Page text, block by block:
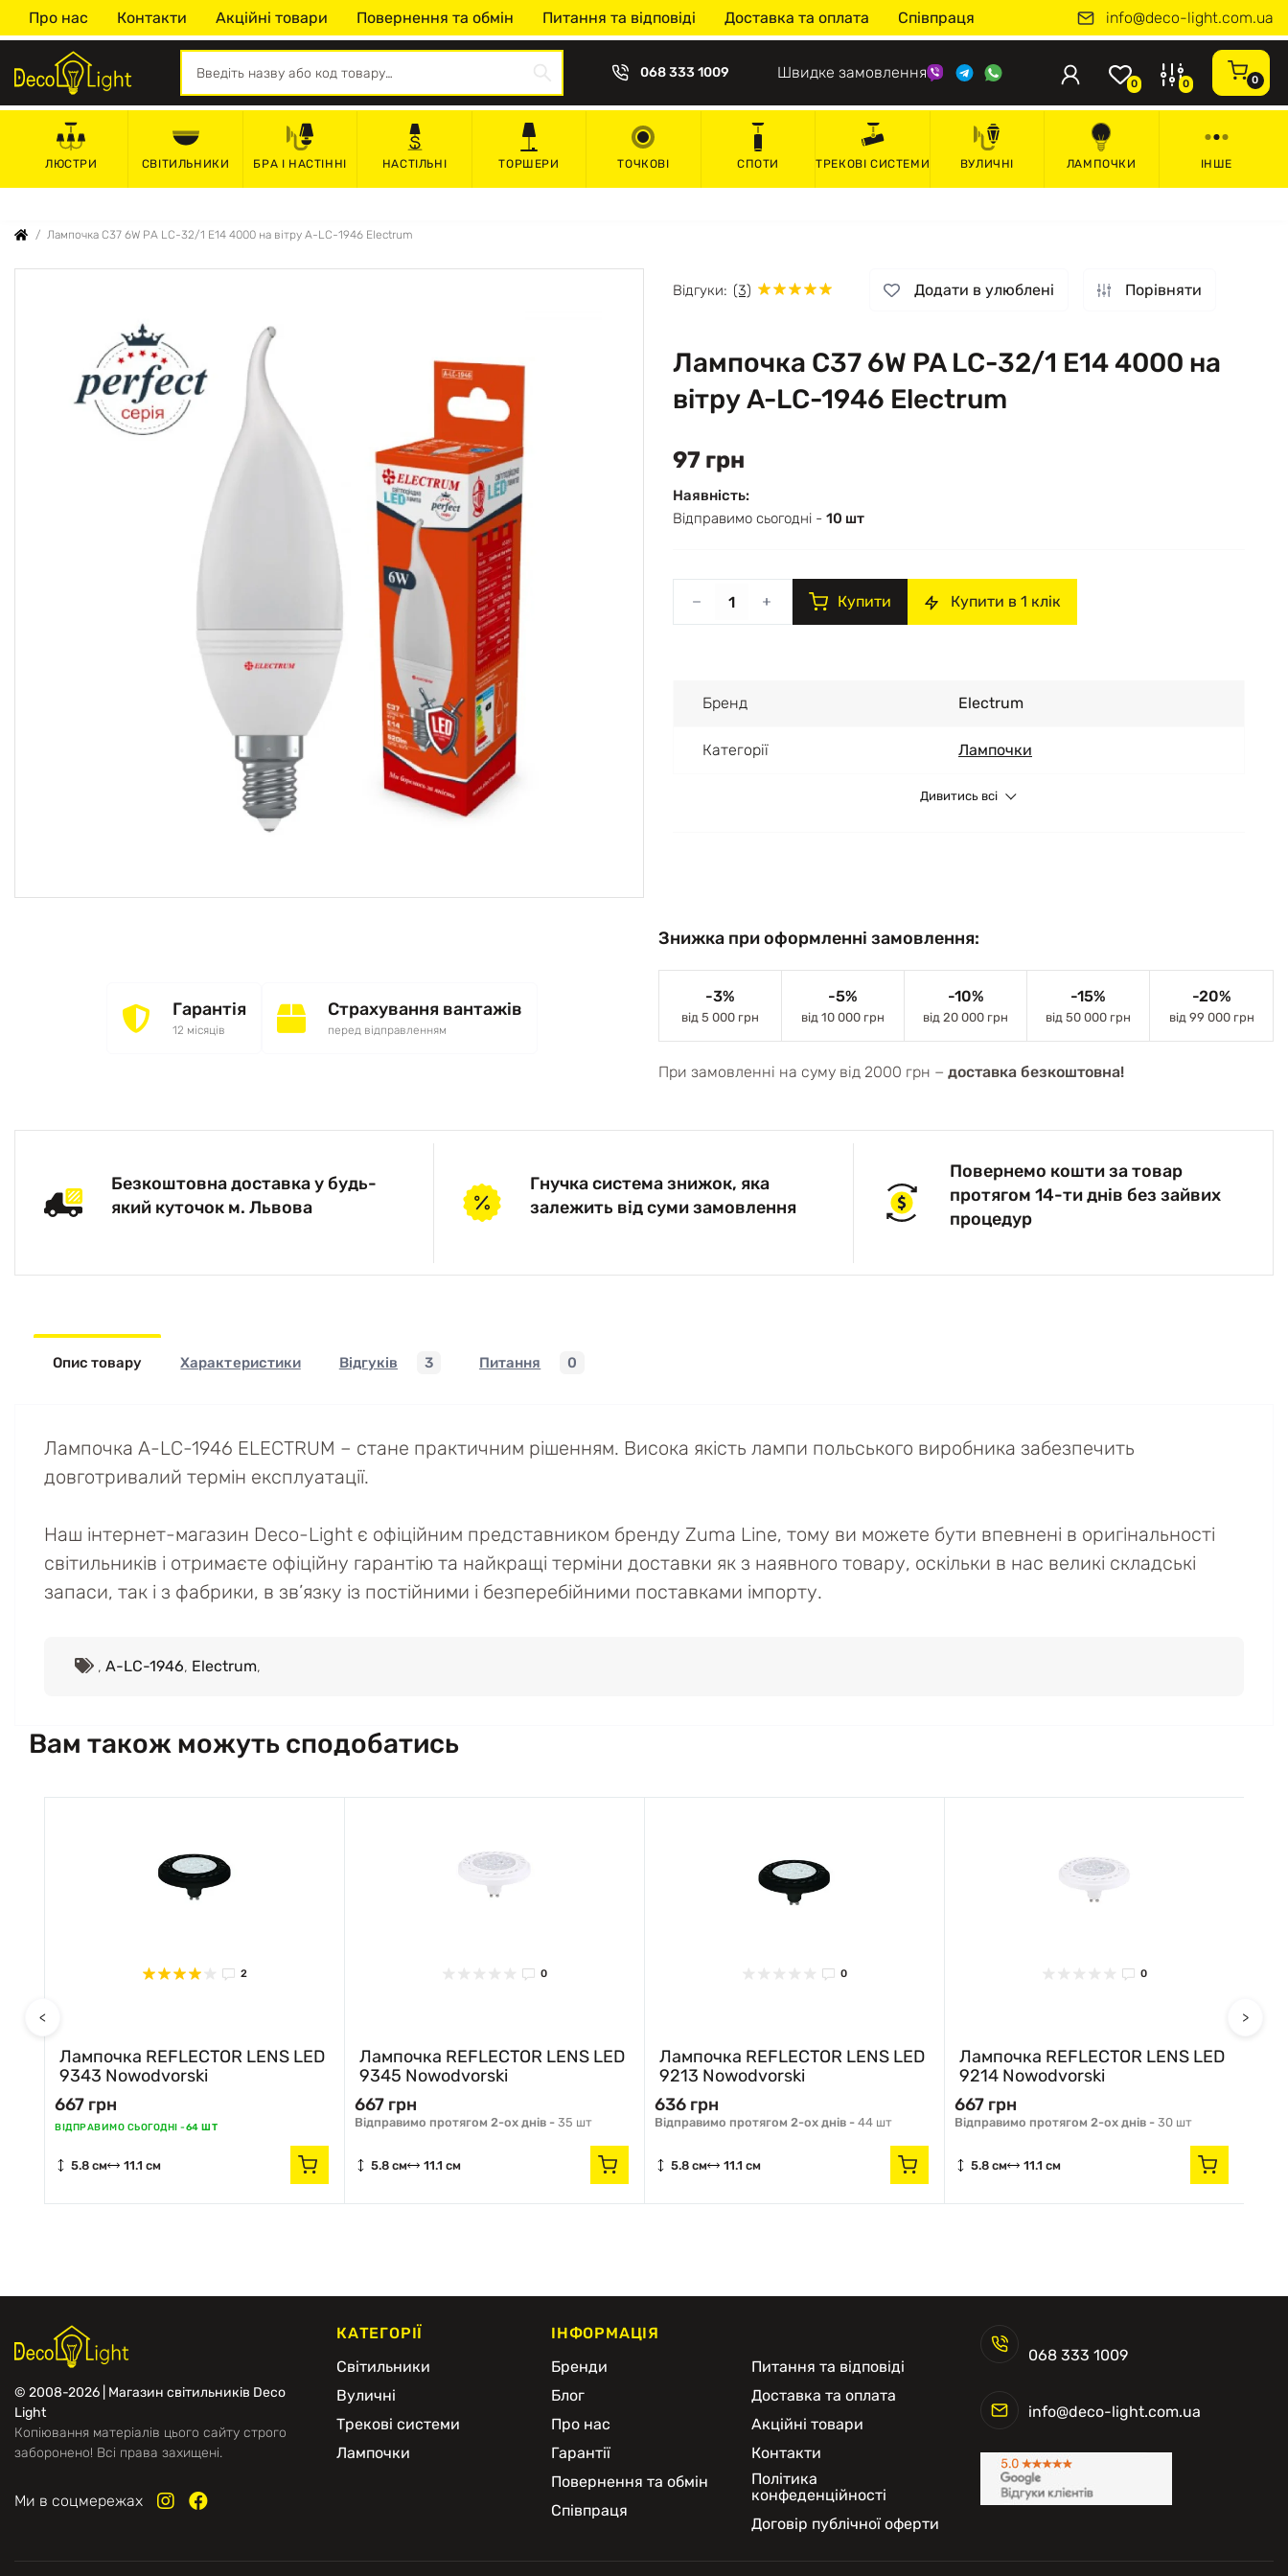
Про нас Контакти Акційні товари Повернення та обмін Питання та відповіді Доставка та оплата Співпраця info@deco-light.com.ua
068 333 1009 Швидке замовлення
0 0 0
ЛЮСТРИ СВІТИЛЬНИКИ БРА І НАСТІННІ НАСТІЛЬНІ ТОРШЕРИ ТОЧКОВІ СПОТИ ТРЕКОВІ СИСТЕМИ ВУЛИЧНІ ЛАМПОЧКИ ІНШЕ
Лампочка С37 6W PA LC-32/1 Е14 4000 на вітру A-LC-1946 Electrum
Відгуки: (3) Додати в улюблені Порівняти
Лампочка С37 6W PA LC-32/1 Е14 4000 на
вітру A-LC-1946 Electrum
97 грн
Наявність:
Відправимо сьогодні - 10 шт
Купити Купити в 1 клік
Бренд Electrum
Категорії Лампочки
Дивитись всі
Гарантія
12 місяців
Страхування вантажів
перед відправленням
Знижка при оформленні замовлення:
-3%
від 5 000 грн
-5%
від 10 000 грн
-10%
від 20 000 грн
-15%
від 50 000 грн
-20%
від 99 000 грн
При замовленні на суму від 2000 грн − доставка безкоштовна!
Безкоштовна доставка у будь-
який куточок м. Львова
Гнучка система знижок, яка
залежить від суми замовлення
Повернемо кошти за товар
протягом 14-ти днів без зайвих
процедур
Опис товару Характеристики Відгуків 3 Питання 0
Лампочка A-LC-1946 ELECTRUM – стане практичним рішенням. Висока якість лампи польського виробника забезпечить
довготривалий термін експлуатації.
Наш інтернет-магазин Deco-Light є офіційним представником бренду Zuma Line, тому ви можете бути впевнені в оригінальності
світильників і отримаєте офіційну гарантію та найкращі терміни доставки як з наявного товару, оскільки в нас великі складські
запаси, так і з фабрики, в зв’язку із постійними і безперебійними поставками імпорту.
, A-LC-1946, Electrum,
Вам також можуть сподобатись
<
2
Лампочка REFLECTOR LENS LED
9343 Nowodvorski
667 грн
ВІДПРАВИМО СЬОГОДНІ -64 ШТ
5.8 см 11.1 см
0
Лампочка REFLECTOR LENS LED
9345 Nowodvorski
667 грн
Відправимо протягом 2-ох днів - 35 шт
5.8 см 11.1 см
0
Лампочка REFLECTOR LENS LED
9213 Nowodvorski
636 грн
Відправимо протягом 2-ох днів - 44 шт
5.8 см 11.1 см
0
Лампочка REFLECTOR LENS LED
9214 Nowodvorski
667 грн
Відправимо протягом 2-ох днів - 30 шт
5.8 см 11.1 см
>
© 2008-2026 | Магазин світильників Deco
Light
Копіювання матеріалів цього сайту строго
заборонено! Всі права захищені.
Ми в соцмережах
КАТЕГОРІЇ
Світильники
Вуличні
Трекові системи
Лампочки
ІНФОРМАЦІЯ
Бренди
Блог
Про нас
Гарантії
Повернення та обмін
Співпраця
Питання та відповіді
Доставка та оплата
Акційні товари
Контакти
Політика
конфеденційності
Договір публічної оферти
068 333 1009
info@deco-light.com.ua